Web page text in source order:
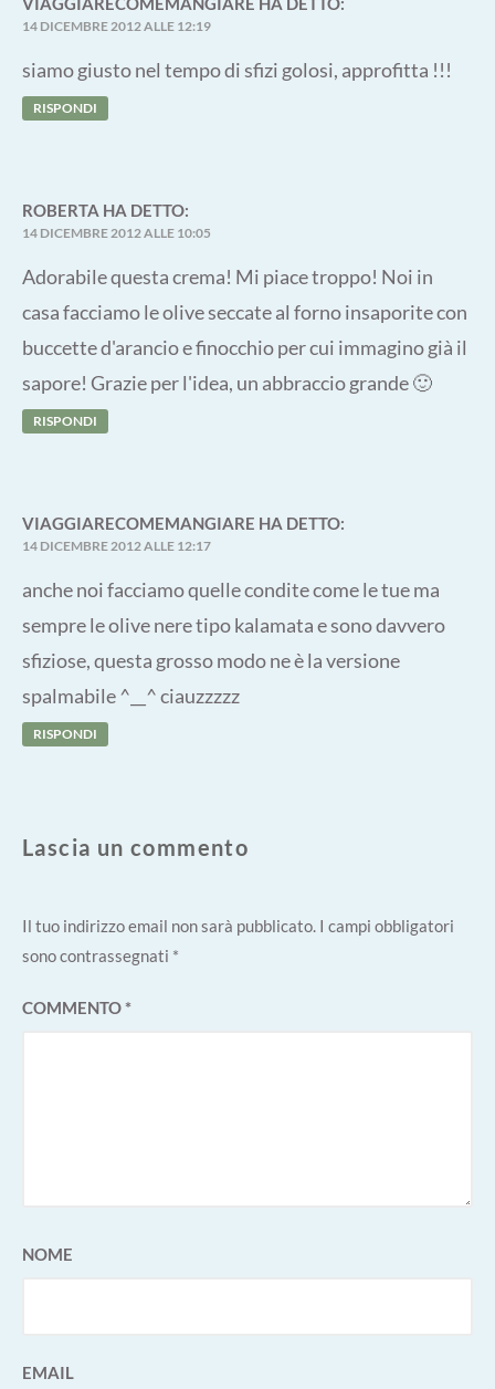
14 DICEMBRE 2012 ALLE 12:19
siamo giusto nel tempo di sfizi golosi, approfitta !!!
RISPONDI
ROBERTA HA DETTO:
14 DICEMBRE 2012 ALLE 10:05
Adorabile questa crema! Mi piace troppo! Noi in
casa facciamo le olive seccate al forno insaporite con
buccette d'arancio e finocchio per cui immagino già il
sapore! Grazie per l'idea, un abbraccio grande 🙂
RISPONDI
VIAGGIARECOMEMANGIARE HA DETTO:
14 DICEMBRE 2012 ALLE 12:17
anche noi facciamo quelle condite come le tue ma
sempre le olive nere tipo kalamata e sono davvero
sfiziose, questa grosso modo ne è la versione
spalmabile ^__^ ciauzzzzz
RISPONDI
Lascia un commento
Il tuo indirizzo email non sarà pubblicato. I campi obbligatori
sono contrassegnati *
COMMENTO*
NOME
EMAIL